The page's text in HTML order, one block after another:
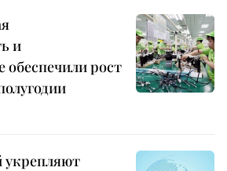
и
рост
укрепляют